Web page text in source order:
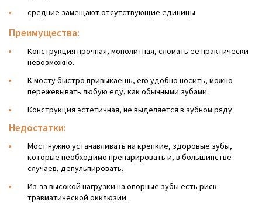
средние замещают отсутствующие единицы.
Преимущества:
Конструкция прочная, монолитная, сломать её практически
невозможно.
К мосту быстро привыкаешь, его удобно носить, можно
пережевывать любую еду, как обычными зубами.
Конструкция эстетичная, не выделяется в зубном ряду.
Недостатки:
Мост нужно устанавливать на крепкие, здоровые зубы,
которые необходимо препарировать и, в большинстве
случаев, депульпировать.
Из-за высокой нагрузки на опорные зубы есть риск
травматической окклюзии.